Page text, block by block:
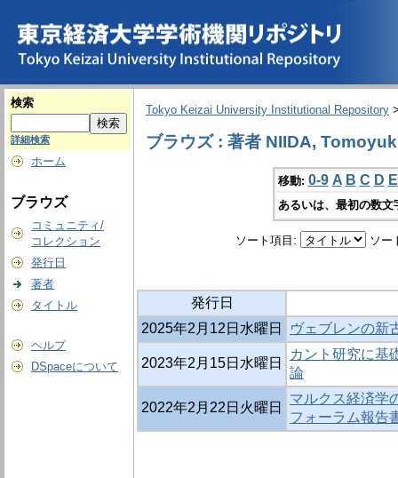
検索
詳細検索
ホーム
ブラウズ
コミュニティ/
コレクション
発行日
著者
タイトル
ヘルプ
DSpaceについて
Tokyo Keizai University Institutional Repository
ブラウズ : 著者 NIIDA,
移動: 0-9 A B C D E
あるいは、最初の数
ソート項目: ソー
発行日
2025年2月12日水曜日
ヴェブレンの新
2023年2月15日水曜日
カント研究に基
論
2022年2月22日火曜日
マルクス経済学
フォーラム報告